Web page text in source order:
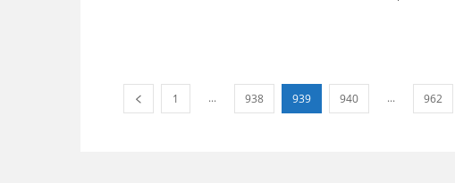
1 ... 938 939 940 ... 962